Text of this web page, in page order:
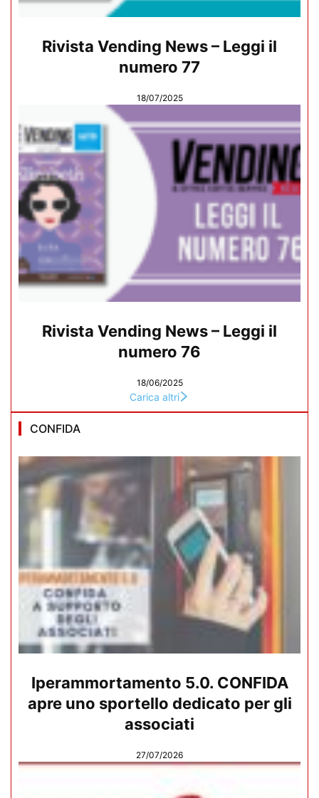
Rivista Vending News – Leggi il
numero 77
18/07/2025
Rivista Vending News – Leggi il
numero 76
18/06/2025
Carica altri
CONFIDA
Iperammortamento 5.0. CONFIDA
apre uno sportello dedicato per gli
associati
27/07/2026